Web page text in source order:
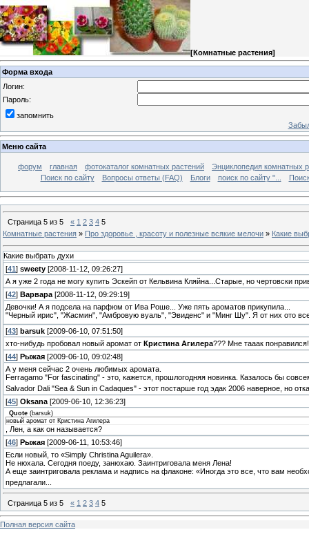
[Комнатные растения]
Форма входа
Логин:
Пароль:
запомнить
Меню сайта
форум главная фотокаталог комнатных растений
Энциклопедия комнатных
Поиск по сайту
Вопросы ответы (FAQ) Блоги поиск по сайту "...
Страница 5 из 5 « 1 2 3 4 5
Комнатные растения » Про здоровье , красоту и полезные всякие мелочи » Какие
Какие выбрать духи
[41] sweety [2008-11-12, 09:26:27]
А я уже 2 года не могу купить Эскейп от Кельвина Кляйна...Старые, но чертовски
[42] Варвара [2008-11-12, 09:29:19]
Девочки! А я подсела на парфюм от Ива Роше... Уже пять ароматов прикупила...
"Черный ирис", "Жасмин", "Амбровую вуаль", "Эвиденс" и "Минг Шу". Я от них ото
[43] barsuk [2009-06-10, 07:51:50]
хто-нибудь пробовал новый аромат от Кристина Агилера??? Мне тааак понравился!
[44] Рыжая [2009-06-10, 09:02:48]
А у меня сейчас 2 очень любимых аромата.
Ferragamo "For fascinаting" - это, кажется, прошлогодняя новинка. Казалось бы
Salvador Dali "Sea & Sun in Cadaques" - этот постарше год эдак 2006 наверное, но
[45] Oksana [2009-06-10, 12:36:23]
Quote (barsuk)
новый аромат от Кристина Агилера
, Лен, а как он называется?
[46] Рыжая [2009-06-11, 10:53:46]
Если новый, то «Simply Christina Aguilera».
Не нюхала. Сегодня поеду, занюхаю. Заинтриговала меня Лена!
А еще заинтриговала реклама и надпись на флаконе: «Иногда это все, что вам
предлагали...
Страница 5 из 5 « 1 2 3 4 5
Полная версия сайта